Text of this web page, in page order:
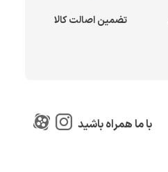
تضمین اصالت کالا
با ما همراه باشید